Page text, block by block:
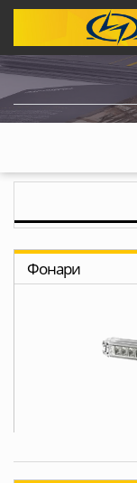
Фонари